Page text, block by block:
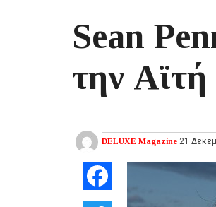
Sean
την Αϊτή
DELUXE Magazine 21